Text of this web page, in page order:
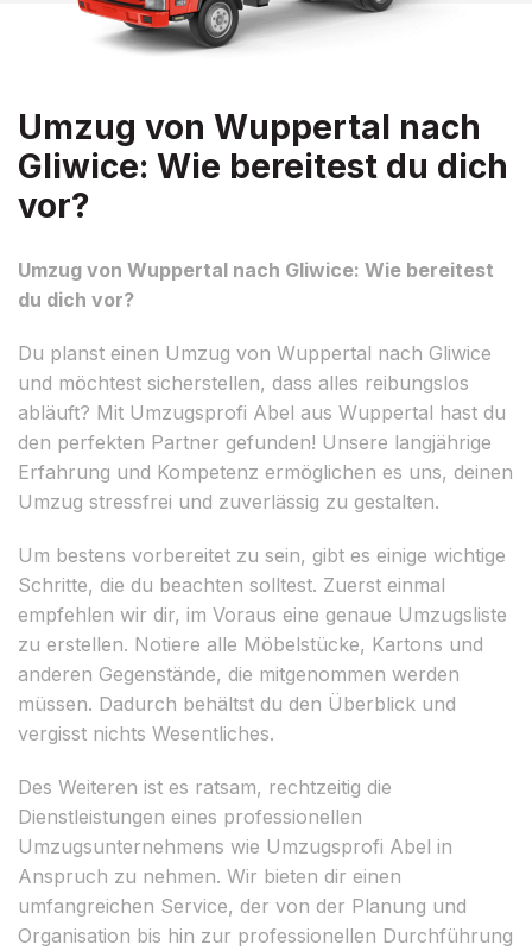
Umzug von Wuppertal nach
Gliwice: Wie bereitest du dich
vor?
Umzug von Wuppertal nach Gliwice: Wie bereitest
du dich vor?
Du planst einen Umzug von Wuppertal nach Gliwice
und möchtest sicherstellen, dass alles reibungslos
abläuft? Mit Umzugsprofi Abel aus Wuppertal hast du
den perfekten Partner gefunden! Unsere langjährige
Erfahrung und Kompetenz ermöglichen es uns, deinen
Umzug stressfrei und zuverlässig zu gestalten.
Um bestens vorbereitet zu sein, gibt es einige wichtige
Schritte, die du beachten solltest. Zuerst einmal
empfehlen wir dir, im Voraus eine genaue Umzugsliste
zu erstellen. Notiere alle Möbelstücke, Kartons und
anderen Gegenstände, die mitgenommen werden
müssen. Dadurch behältst du den Überblick und
vergisst nichts Wesentliches.
Des Weiteren ist es ratsam, rechtzeitig die
Dienstleistungen eines professionellen
Umzugsunternehmens wie Umzugsprofi Abel in
Anspruch zu nehmen. Wir bieten dir einen
umfangreichen Service, der von der Planung und
Organisation bis hin zur professionellen Durchführung